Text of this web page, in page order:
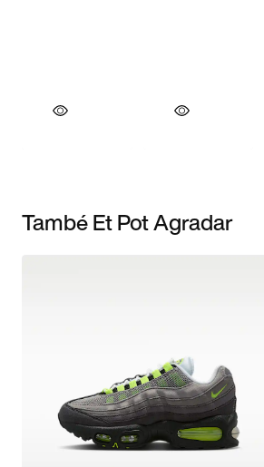
També Et Pot Agradar